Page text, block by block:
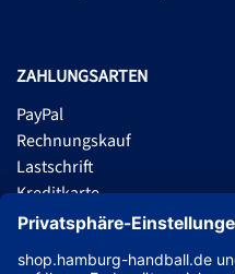
ZAHLUNGSARTEN
PayPal
Rechnungskauf
Lastschrift
Kreditkarte
Apple Pay